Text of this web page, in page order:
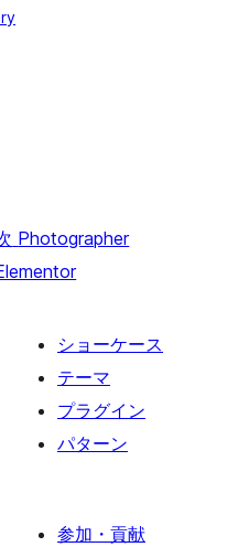
Photographer
ショーケース
テーマ
プラグイン
パターン
参加・貢献